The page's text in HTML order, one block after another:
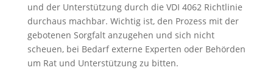
und der Unterstützung durch die VDI 4062 Richtlinie
durchaus machbar. Wichtig ist, den Prozess mit der
gebotenen Sorgfalt anzugehen und sich nicht
scheuen, bei Bedarf externe Experten oder Behörden
um Rat und Unterstützung zu bitten.